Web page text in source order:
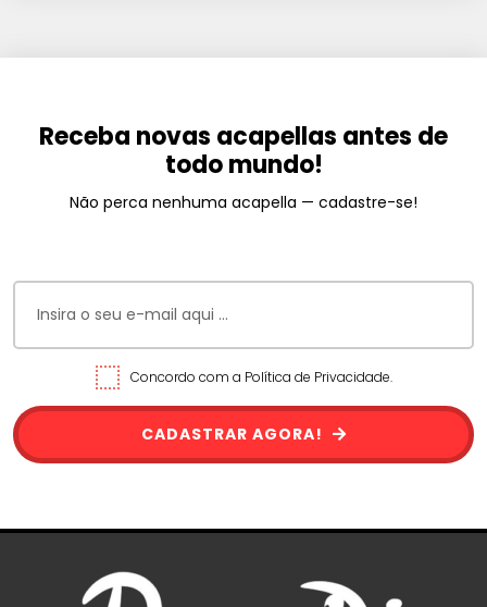
Receba novas acapellas antes de
todo mundo!
Não perca nenhuma acapella — cadastre-se!
Concordo com a Política de Privacidade.
CADASTRAR AGORA!